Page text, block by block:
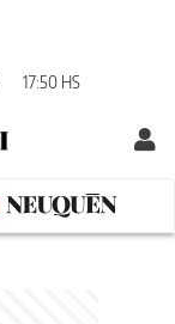
17:50 HS